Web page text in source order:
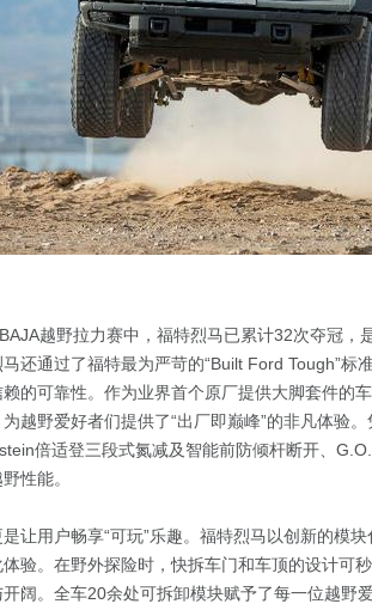
越野拉力赛中，福特烈马已累计32次夺冠，
还通过了福特最为严苛的“Built Ford Tough”标
的可靠性。作为业界首个原厂提供大脚套件的
越野爱好者们提供了“出厂即巅峰”的非凡体验。
倍适登三段式氮减及智能前防倾杆断开、
性能。
让用户畅享“可玩”乐趣。福特烈马以创新的模
验。在野外探险时，快拆车门和车顶的设计可
阔。全车20余处可拆卸模块赋予了每一位越野